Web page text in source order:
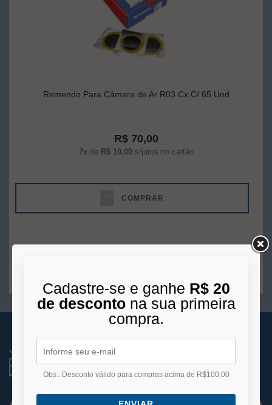
Remendo Para Câmara de Ar R03 Cx C/ 65 Und
R$ 70,00
7xde R$ 10,00s/juros no cartão
COMPRAR
RECEBA NOVIDADES
Você está se cadastrando para receber e-mails
Cadastre-se e ganhe R$ 20
de descontona sua primeira
compra.
Obs.: Desconto válido para compras acima de R$100,00